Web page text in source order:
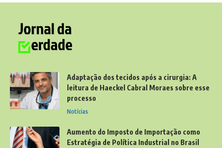
Adaptação dos tecidos após a cirurgia: A
leitura de Haeckel Cabral Moraes sobre esse
processo
Notícias
Aumento do Imposto de Importação como
Estratégia de Política Industrial no Brasil